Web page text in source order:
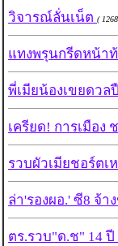
วิจารณ์ลั่นเน็ต (
แทงพรุนกรีดหน้า
พี่เมียน้องเขยดว
เครียด! การเมือง
รวบผัวเมียชอร์ตเ
ล่า'รองผอ.' ซี8 จ้า
ตร.รวบ"ด.ช" 14